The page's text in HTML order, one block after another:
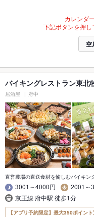
カレンダ
下記ボタンを押し
空
バイキングレストラン東北
居酒屋 府中
直営農場の直送食材を愉しむバイキン
3001～4000円
2001～
京王線 府中駅 徒歩1分
【アプリ予約限定】最大350ポイン